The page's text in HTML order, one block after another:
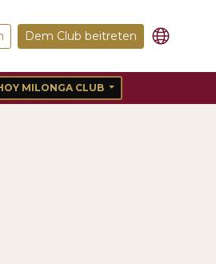
Dem Club beitreten
MILONGA CLUB